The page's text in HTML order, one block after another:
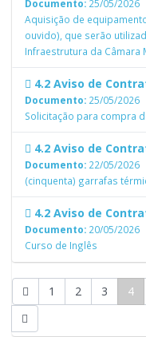
Documento: 25/05/2026
Aquisição de
ouvido), que serão
Infraestrutura da Câmara
4.2 Aviso de
Documento: 25/05/2026
Solicitação para compra
4.2 Aviso de
Documento: 22/05/2026
(cinquenta) garrafas
4.2 Aviso de
Documento: 20/05/2026
Curso de Inglês
1 2 3 4